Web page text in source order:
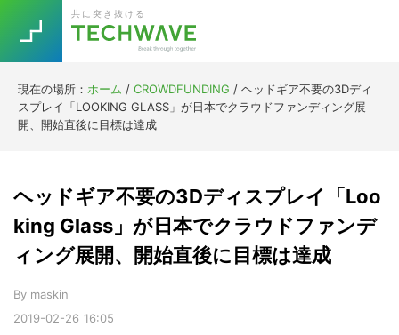
primary
navigation
main
content
primary
sidebar
footer
共に突き抜ける
現在の場所： ホーム / CROWDFUNDING / ヘッドギア不要の3Dディ
スプレイ「LOOKING GLASS」が日本でクラウドファンディング展
開、開始直後に目標は達成
2019-02-26 16:05
ヘッドギア不要の3Dディスプレイ「Loo
king Glass」が日本でクラウドファンデ
ィング展開、開始直後に目標は達成
By maskin
Trend
Keywords
今話題の注目キーワード
5G Asana テレワーク
ニューノーマル